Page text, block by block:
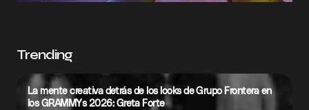
Trending
La mente creativa detrás de los looks de Grupo Frontera en
los GRAMMYs 2026: Greta Forte